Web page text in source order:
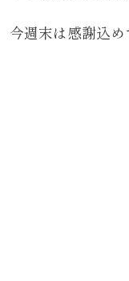
今週末は感謝込め